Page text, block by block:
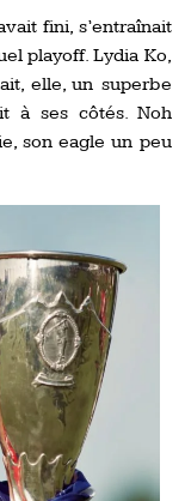
fini, s’entraînait
playoff. Lydia Ko,
elle, un superbe
à ses côtés. Noh
son eagle un peu